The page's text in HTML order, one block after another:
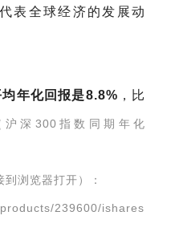
表全球经济的发展动
年化回报是8.8% ，比
沪深300指数同期年化
浏览器打开）：
239600/ishares